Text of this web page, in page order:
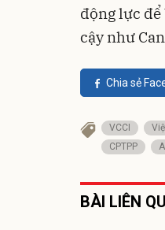
động lực
cậy như
Chia sẻ
VCCI
CPTPP
BÀI LIÊN